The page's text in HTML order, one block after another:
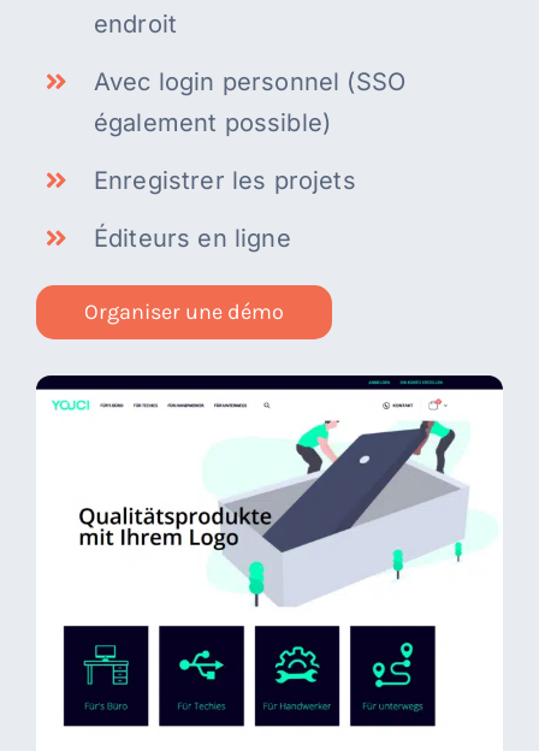
endroit
Avec login personnel (SSO
également possible)
Enregistrer les projets
Éditeurs en ligne
Organiser une démo